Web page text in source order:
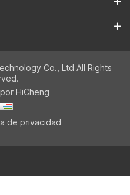
Co., Ltd All Rights
HiCheng
de privacidad